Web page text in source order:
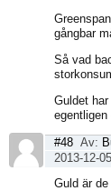
gångbar
Så vad
Guldet
#48 Av:
2013-12-
Guld är